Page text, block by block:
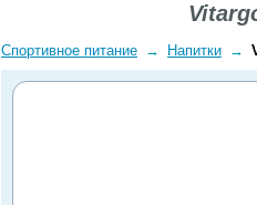
Спортивное питание → Напитки →